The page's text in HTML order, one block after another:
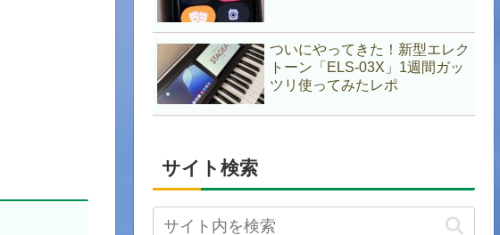
ついにやってきた！新型エレク
トーン「ELS-03X」1週間ガッ
ツリ使ってみたレポ
サイト検索